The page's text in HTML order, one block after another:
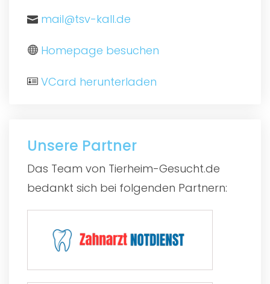
mail@tsv-kall.de
Homepage besuchen
VCard herunterladen
Unsere Partner
Das Team von Tierheim-Gesucht.de
bedankt sich bei folgenden Partnern: